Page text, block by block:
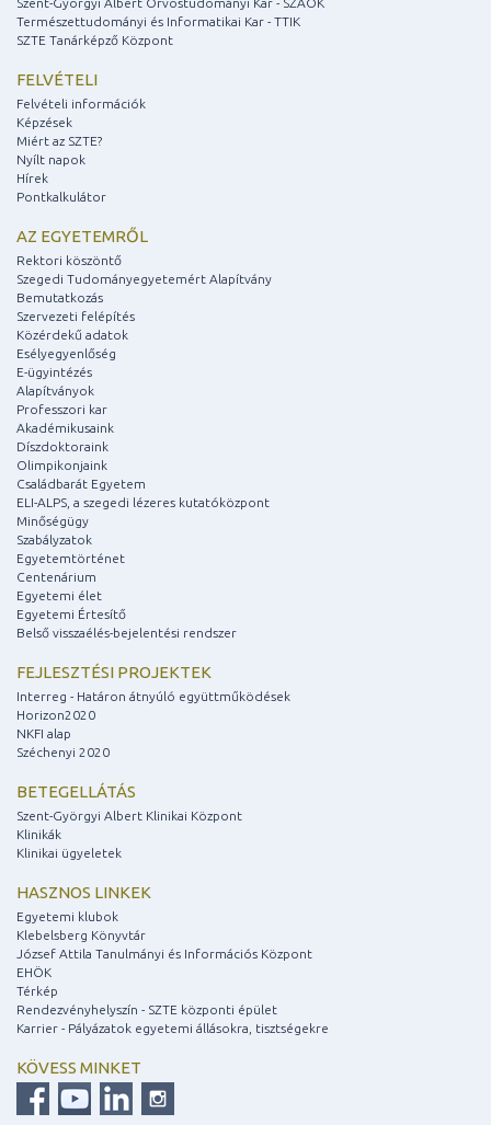
Szent-Györgyi Albert Orvostudományi Kar - SZAOK
Természettudományi és Informatikai Kar - TTIK
SZTE Tanárképző Központ
FELVÉTELI
Felvételi információk
Képzések
Miért az SZTE?
Nyílt napok
Hírek
Pontkalkulátor
AZ EGYETEMRŐL
Rektori köszöntő
Szegedi Tudományegyetemért Alapítvány
Bemutatkozás
Szervezeti felépítés
Közérdekű adatok
Esélyegyenlőség
E-ügyintézés
Alapítványok
Professzori kar
Akadémikusaink
Díszdoktoraink
Olimpikonjaink
Családbarát Egyetem
ELI-ALPS, a szegedi lézeres kutatóközpont
Minőségügy
Szabályzatok
Egyetemtörténet
Centenárium
Egyetemi élet
Egyetemi Értesítő
Belső visszaélés-bejelentési rendszer
FEJLESZTÉSI PROJEKTEK
Interreg - Határon átnyúló együttműködések
Horizon2020
NKFI alap
Széchenyi 2020
BETEGELLÁTÁS
Szent-Györgyi Albert Klinikai Központ
Klinikák
Klinikai ügyeletek
HASZNOS LINKEK
Egyetemi klubok
Klebelsberg Könyvtár
József Attila Tanulmányi és Információs Központ
EHÖK
Térkép
Rendezvényhelyszín - SZTE központi épület
Karrier - Pályázatok egyetemi állásokra, tisztségekre
KÖVESS MINKET